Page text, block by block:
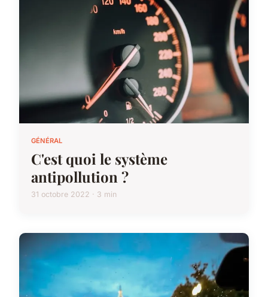
GÉNÉRAL
C'est quoi le système
antipollution ?
31 octobre 2022 · 3 min